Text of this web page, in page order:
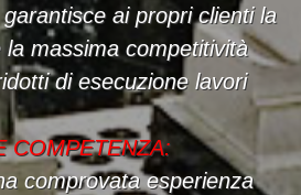
ai propri clienti la
massima competitività
di esecuzione lavori
COMPETENZA:
comprovata esperienza